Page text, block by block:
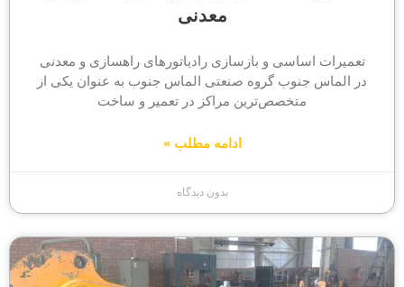
معدنی
تعمیرات اساسی و بازسازی رادیاتورهای راهسازی و معدنی
در الماس جنوب گروه صنعتی الماس جنوب به عنوان یکی از
متخصص‌ترین مراکز در تعمیر و ساخت
ادامه مطلب »
بدون دیدگاه